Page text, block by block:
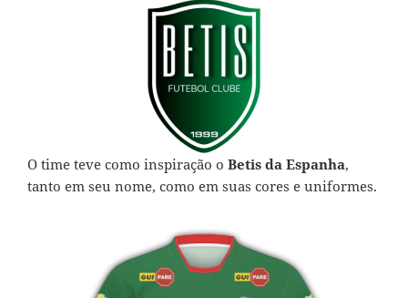
O time teve como inspiração o Betis da Espanha,
tanto em seu nome, como em suas cores e uniformes.